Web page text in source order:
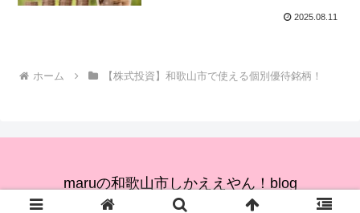
2025.08.11
ホーム 【株式投資】和歌山市で使える個別優待銘柄！
maruの和歌山市しかええやん！blog
© 2024 maruの和歌山市しかええやん！blog.